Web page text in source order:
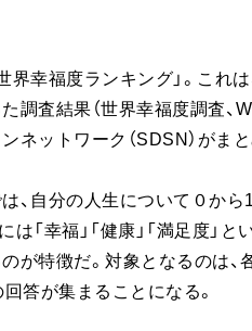
界幸福度ランキング」。これ
調査結果（世界幸福度調査
ネットワーク（SDSN）がまと
、自分の人生について０か
は「幸福」「健康」「満足度
が特徴だ。対象となるのは
答が集まることになる。